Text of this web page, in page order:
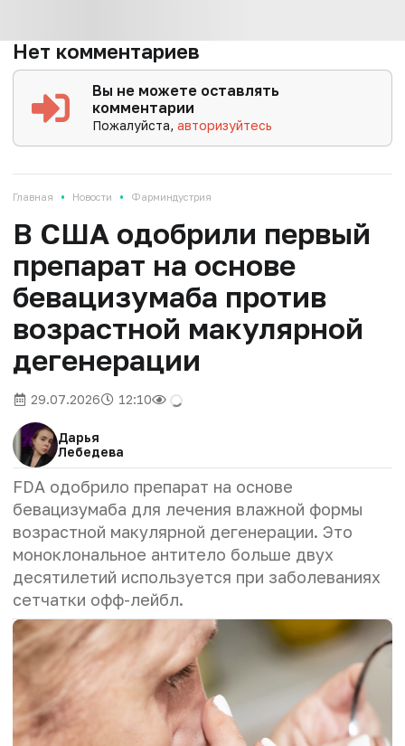
Нет комментариев
Вы не можете оставлять
комментарии
Пожалуйста,авторизуйтесь
Главная • Новости • Фарминдустрия
В США одобрили первый
препарат на основе
бевацизумаба против
возрастной макулярной
дегенерации
29.07.2026 12:10
Дарья
Лебедева
FDA одобрило препарат на основе
бевацизумаба для лечения влажной формы
возрастной макулярной дегенерации. Это
моноклональное антитело больше двух
десятилетий используется при заболеваниях
сетчатки офф-лейбл.